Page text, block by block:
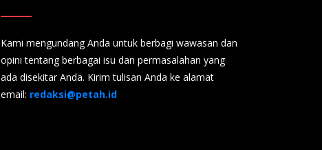
Kami mengundang Anda untuk berbagi wawasan dan
opini tentang berbagai isu dan permasalahan yang
ada disekitar Anda. Kirim tulisan Anda ke alamat
email: redaksi@petah.id